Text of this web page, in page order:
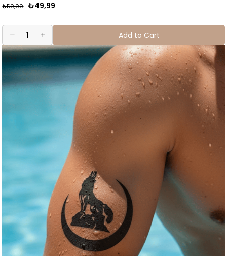
₺50,00 ₺49,99
Add to Cart